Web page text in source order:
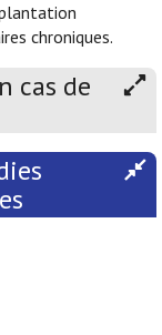
chroniques.
cas de